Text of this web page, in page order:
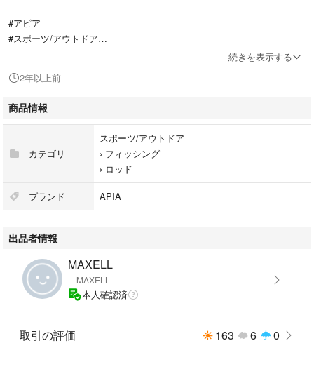
#アピア
#スポーツ/アウトドア
続きを表示する
2年以上前
商品情報
カテゴリ
スポーツ/アウトドア
› フィッシング
› ロッド
ブランド APIA
出品者情報
MAXELL
MAXELL
本人確認済
取引の評価 163 6 0